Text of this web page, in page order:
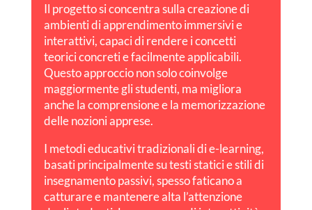
Il progetto si concentra sulla creazione di
ambienti di apprendimento immersivi e
interattivi, capaci di rendere i concetti
teorici concreti e facilmente applicabili.
Questo approccio non solo coinvolge
maggiormente gli studenti, ma migliora
anche la comprensione e la memorizzazione
delle nozioni apprese.
I metodi educativi tradizionali di e-learning,
basati principalmente su testi statici e stili di
insegnamento passivi, spesso faticano a
catturare e mantenere alta l’attenzione